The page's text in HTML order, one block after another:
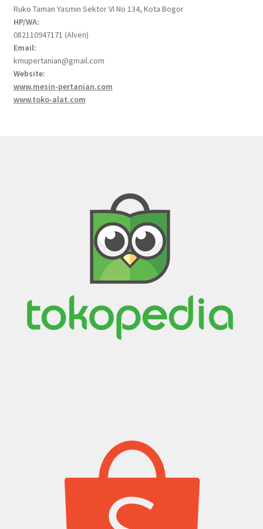
Ruko Taman Yasmin Sektor VI No 134, Kota Bogor
HP/WA:
082110947171 (Alven)
Email:
kmupertanian@gmail.com
Website:
www.mesin-pertanian.com
www.toko-alat.com